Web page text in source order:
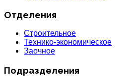
Отделения
Строительное
Технико-экономическое
Заочное
Подразделения